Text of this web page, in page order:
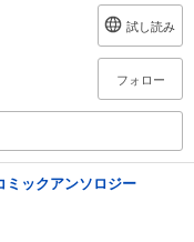
試し読み
フォロー
ミックアンソロジー